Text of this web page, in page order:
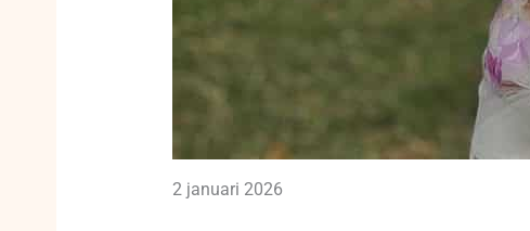
2 januari 2026